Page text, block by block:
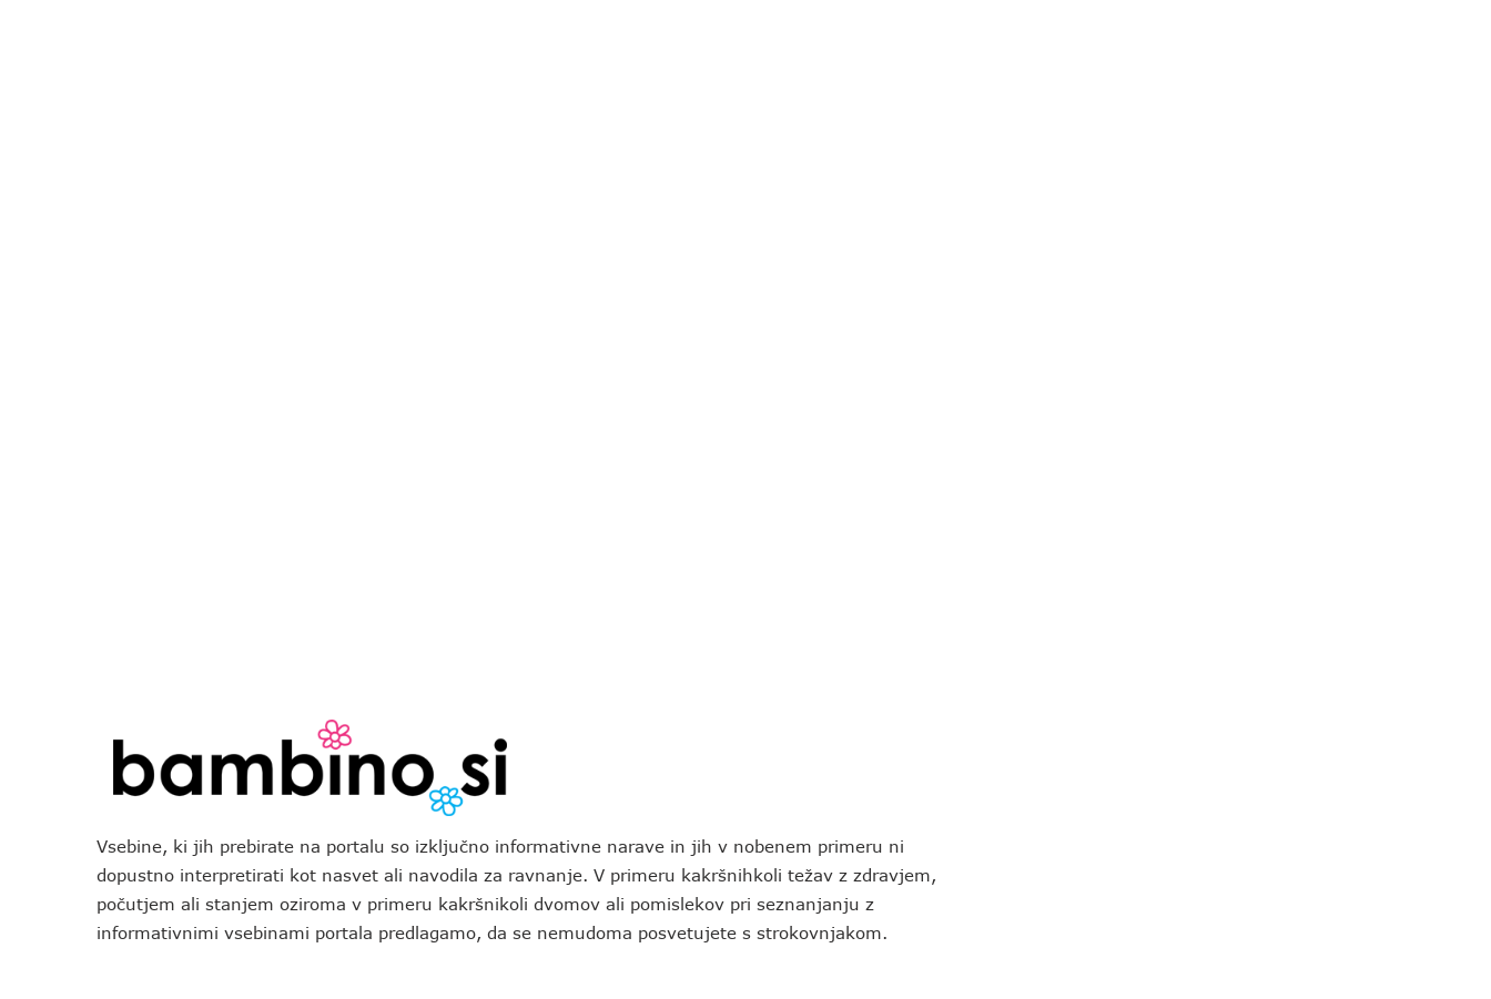
Vsebine, ki jih prebirate na portalu so izključno informativne narave in jih v nobenem primeru ni
dopustno interpretirati kot nasvet ali navodila za ravnanje. V primeru kakršnihkoli težav z zdravjem,
počutjem ali stanjem oziroma v primeru kakršnikoli dvomov ali pomislekov pri seznanjanju z
informativnimi vsebinami portala predlagamo, da se nemudoma posvetujete s strokovnjakom.